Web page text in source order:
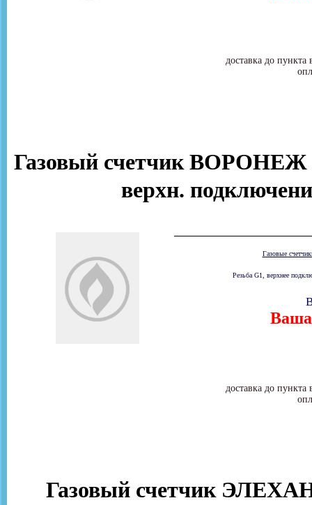
доставка до
Газовый счетчик
верхн.
Газовые
Резьба G1, верхнее
Ваша
доставка до
Газовый счетчик